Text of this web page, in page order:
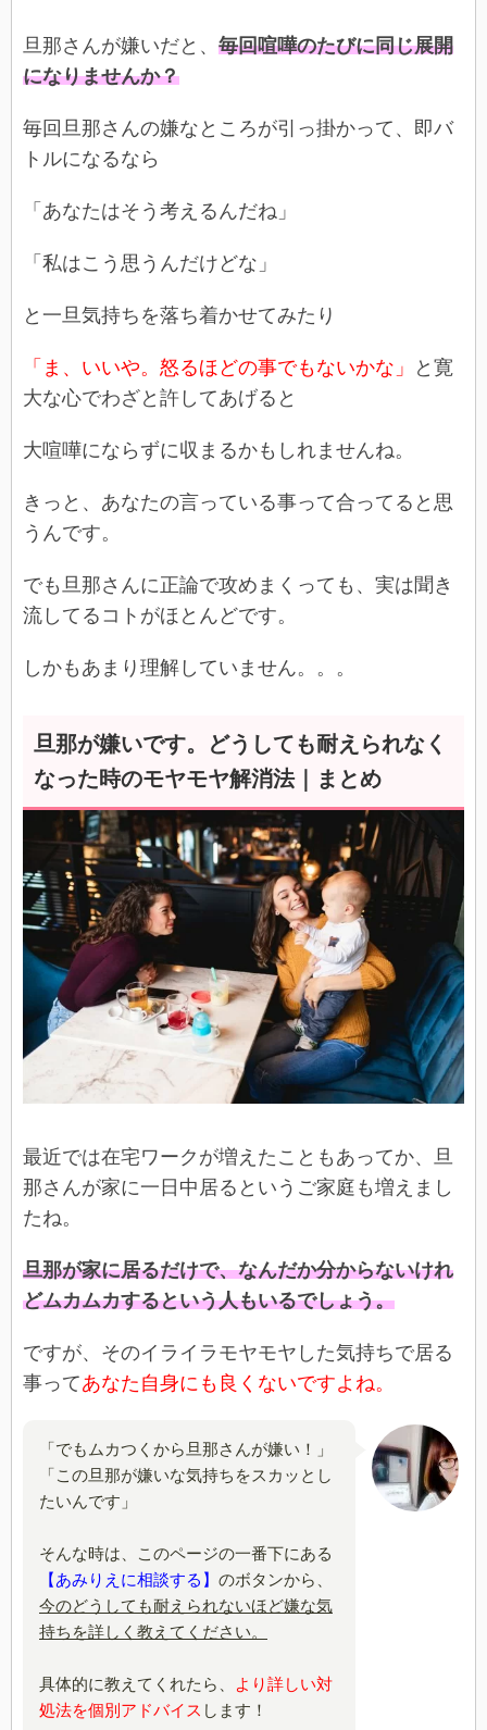
旦那さんが嫌いだと、 毎回喧嘩のたびに同じ展開
になりませんか？
毎回旦那さんの嫌なところが引っ掛かって、即バ
トルになるなら
「あなたはそう考えるんだね」
「私はこう思うんだけどな」
と一旦気持ちを落ち着かせてみたり
「ま、いいや。怒るほどの事でもないかな」
と寛
大な心でわざと許してあげると
大喧嘩にならずに収まるかもしれませんね。
きっと、あなたの言っている事って合ってると思
うんです。
でも旦那さんに正論で攻めまくっても、実は聞き
流してるコトがほとんどです。
しかもあまり理解していません。。。
旦那が嫌いです。どうしても耐えられなく
なった時のモヤモヤ解消法｜まとめ
最近では在宅ワークが増えたこともあってか、旦
那さんが家に一日中居るというご家庭も増えまし
たね。
旦那が家に居るだけで、なんだか分からないけれ
どムカムカするという人もいるでしょう。
ですが、そのイライラモヤモヤした気持ちで居る
事ってあなた自身にも良くないですよね。
「でもムカつくから旦那さんが嫌い！」
「この旦那が嫌いな気持ちをスカッとし
たいんです」
そんな時は、このページの一番下にある
【あみりえに相談する】 のボタンから、
今のどうしても耐えられないほど嫌な気
持ちを詳しく教えてください。
具体的に教えてくれたら、
より詳しい対
処法を個別アドバイス します！